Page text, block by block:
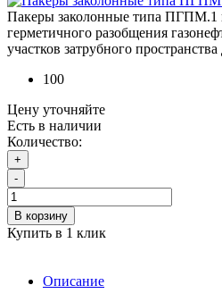
Пакеры заколонные типа ПГПМ.1
герметичного разобщения
участков затрубного пространства
100
Цену уточняйте
Есть в наличии
Количество:
+
-
В корзину
Купить в 1 клик
Описание